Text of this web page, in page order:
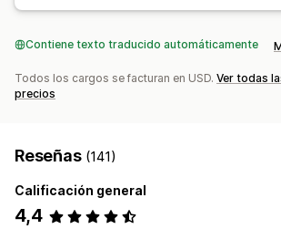
Contiene texto traducido automáticamente
Todos los cargos se facturan en USD. Ver todas
precios
Reseñas (141)
Calificación general
4,4